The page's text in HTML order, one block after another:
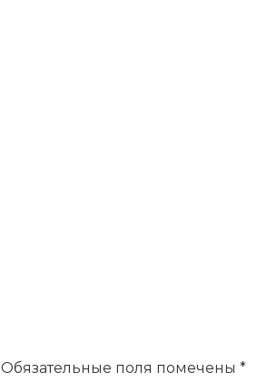
Обязательные поля помечены *